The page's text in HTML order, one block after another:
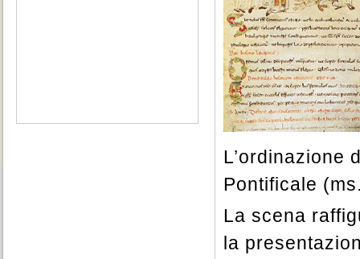
L’ordinazione
Pontificale
La scena
la